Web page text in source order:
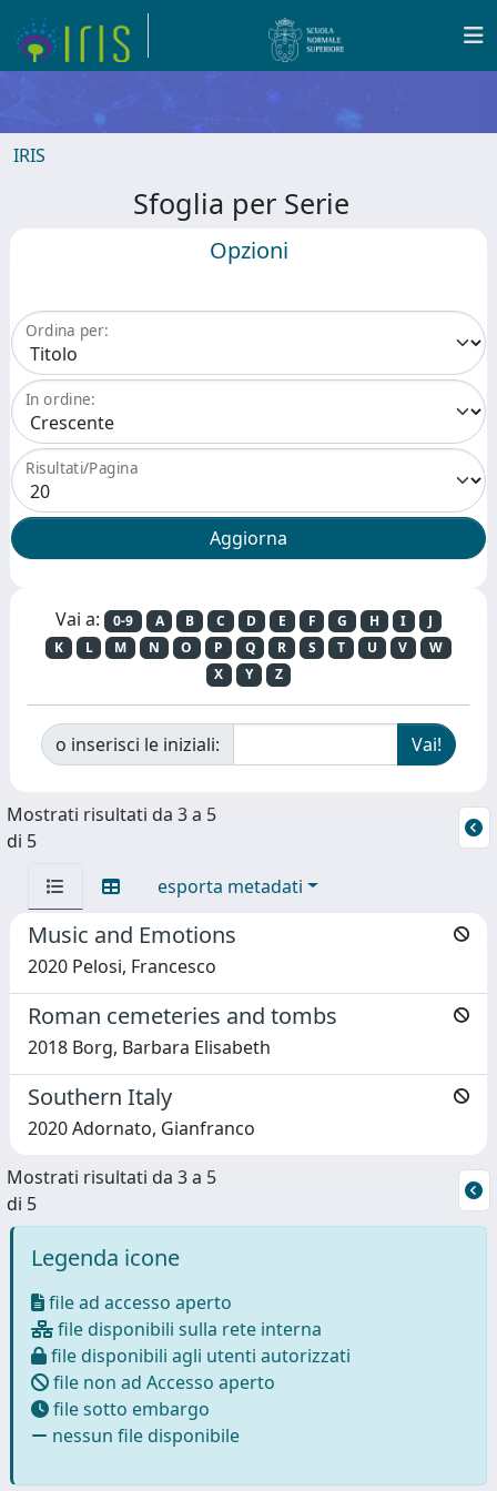
IRIS
Sfoglia per Serie
Opzioni
Ordina per:
In ordine:
Risultati/Pagina
Vai a: 0-9 A B C D E F G H I
J
K
L M N O P Q R S T U V
W
X
Y Z
o inserisci le iniziali:
Mostrati risultati da 3 a 5
di 5
esporta metadati
Music and Emotions
2020 Pelosi, Francesco
Roman cemeteries and tombs
2018 Borg, Barbara Elisabeth
Southern Italy
2020 Adornato, Gianfranco
Mostrati risultati da 3 a 5
di 5
Legenda icone
file ad accesso aperto
file disponibili sulla rete interna
file disponibili agli utenti autorizzati
file non ad Accesso aperto
file sotto embargo
nessun file disponibile